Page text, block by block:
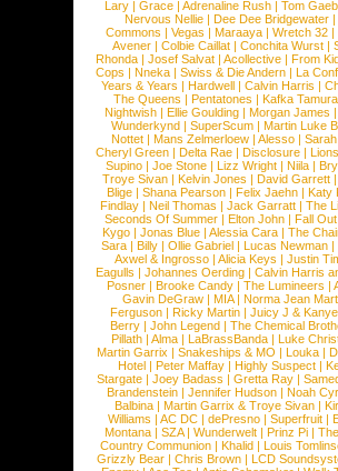
Lary | Grace | Adrenaline Rush | Tom
Nervous Nellie | Dee Dee Bridgewater |
Commons |Vegas |Maraaya |Wretch 32 |
Avener | Colbie Caillat | Conchita Wurst |
Rhonda | Josef Salvat | Acollective | From
Cops | Nneka | Swiss & Die Andern | La
Years & Years |Hardwell |Calvin Harris |
The Queens | Pentatones | Kafka Tamura
Nightwish |Ellie Goulding |Morgan James
Wunderkynd | SuperScum | Martin Luke
Nottet |Mans Zelmerloew |Alesso |
Cheryl Green |Delta Rae |Disclosure |
Supino |Joe Stone |Lizz Wright |Niila |
Troye Sivan | Kelvin Jones | David Garrett
Blige | Shana Pearson | Felix Jaehn | Katy
Findlay |Neil Thomas |Jack Garratt |The
Seconds Of Summer |Elton John |Fall
Kygo |Jonas Blue |Alessia Cara |The
Sara |Billy |Ollie Gabriel |Lucas Newman |
Axwel & Ingrosso | Alicia Keys | Justin
Eagulls |Johannes Oerding |Calvin Harris
Posner |Brooke Candy |The Lumineers |
Gavin DeGraw | MIA| Norma Jean
Ferguson | Ricky Martin | Juicy J &
Berry | John Legend | The Chemical
Pillath |Alma |LaBrassBanda |Luke
Martin Garrix | Snakeships & MO | Louka |
Hotel | Peter Maffay | Highly Suspect |
Stargate |Joey Badass |Gretta Ray |
Brandenstein |Jennifer Hudson |Noah
Balbina | Martin Garrix & Troye Sivan |
Williams |AC DC |dePresno |Superfruit |
Montana |SZA|Wunderwelt |Prinz Pi |
Country Communion | Khalid | Louis
Grizzly Bear | Chris Brown | LCD